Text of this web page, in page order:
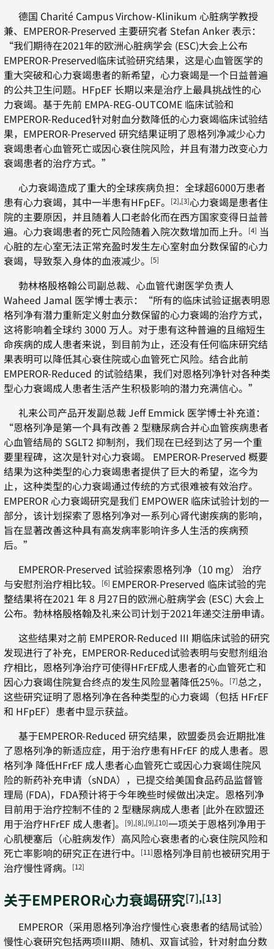
德国 Charité Campus Virchow-Klinikum 心脏病学教授
兼、EMPEROR-Preserved 主要研究者 Stefan Anker 表示：
“我们期待在2021年的欧洲心脏病学会 (ESC)大会上公布
EMPEROR-Preserved临床试验研究结果，这是心血管医学的
重大突破和心力衰竭患者的新希望，心力衰竭是一个日益普遍
的公共卫生问题。HFpEF 长期以来是治疗上最具挑战性的心
力衰竭。基于先前 EMPA-REG-OUTCOME 临床试验和
EMPEROR-Reduced针对射血分数降低的心力衰竭临床试验结
果，EMPEROR-Preserved 研究结果证明了恩格列净减少心力
衰竭患者心血管死亡或因心衰住院风险，并且有潜力改变心力
衰竭患者的治疗方式。”
心力衰竭造成了重大的全球疾病负担：全球超6000万患者
患有心力衰竭，其中一半患有HFpEF。
[2],[3]心力衰竭是患者住
院的主要原因，并且随着人口老龄化而在西方国家变得日益普
遍。心力衰竭患者的死亡风险随着入院次数增加而上升。
[4] 当
心脏的左心室无法正常充盈时发生左心室射血分数保留的心力
衰竭，导致泵入身体的血液减少。
[5]
勃林格殷格翰公司副总裁、心血管代谢医学负责人
Waheed Jamal 医学博士表示：“所有的临床试验证据表明恩
格列净有潜力重新定义射血分数保留的心力衰竭的治疗方式，
这将影响着全球约 3000 万人。对于患有这种普遍的且缩短生
命疾病的成人患者来说，到目前为止，还没有任何临床研究结
果表明可以降低其心衰住院或心血管死亡风险。结合此前
EMPEROR-Reduced 的试验结果，我们对恩格列净针对各种类
型心力衰竭成人患者生活产生积极影响的潜力充满信心。”
礼来公司产品开发副总裁 Jeff Emmick 医学博士补充道：
“恩格列净是第一个具有改善 2 型糖尿病合并心血管疾病患者
心血管结局的 SGLT2 抑制剂，我们现在已经到达了另一个重
要里程碑，这次是针对心力衰竭。 EMPEROR-Preserved 概要
结果为这种类型的心力衰竭患者提供了巨大的希望，迄今为
止，这种类型的心力衰竭通过传统的方式很难被有效治疗。
EMPEROR 心力衰竭研究是我们 EMPOWER 临床试验计划的一
部分，该计划探索了恩格列净对一系列心肾代谢疾病的影响，
旨在显著改善这种具有高发病率影响许多人生活的疾病预
后。”
EMPEROR-Preserved 试验探索恩格列净（10 mg） 治疗
与安慰剂治疗相比较。
[6] EMPEROR-Preserved 临床试验的完
整结果将在2021 年 8 月27日的欧洲心脏病学会 (ESC) 大会上
公布。勃林格殷格翰及礼来公司计划于2021年递交注册申请。
这些结果对之前 EMPEROR-Reduced III 期临床试验的研究
发现进行了补充，EMPEROR-Reduced试验表明与安慰剂组治
疗相比，恩格列净治疗可使得HFrEF成人患者的心血管死亡和
因心力衰竭住院复合终点的发生风险显著降低25%。
[7]总之，
这些研究证明了恩格列净在各种类型的心力衰竭（包括 HFrEF
和 HFpEF）患者中显示获益。
基于EMPEROR-Reduced 研究结果，欧盟委员会近期批准
了恩格列净的新适应症，用于治疗患有HFrEF 的成人患者。恩
格列净 降低HFrEF 成人患者心血管死亡或因心力衰竭住院风
险的新药补充申请（sNDA），已提交给美国食品药品监督管
理局 (FDA)，FDA预计将于今年晚些时候做出决定。恩格列净
目前用于治疗控制不佳的 2 型糖尿病成人患者 [此外在欧盟还
用于治疗HFrEF 成人患者]。
[9],[8],[9],[10]一项关于恩格列净用于
心肌梗塞后（心脏病发作）高风险心衰患者的心衰住院风险和
死亡率影响的研究正在进行中。
[11]恩格列净目前也被研究用于
治疗慢性肾病。
[12]
关于EMPEROR心力衰竭研究[7],[13]
EMPEROR（采用恩格列净治疗慢性心衰患者的结局试验）
慢性心衰研究包括两项III期、随机、双盲试验，针对射血分数